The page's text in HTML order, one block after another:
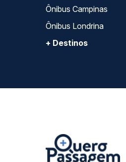
Ônibus Campinas
Ônibus Londrina
+ Destinos